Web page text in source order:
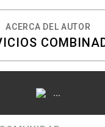
ACERCA DEL AUTOR
...